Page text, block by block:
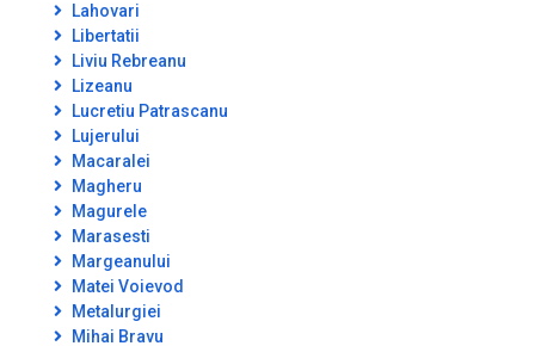
Lahovari
Libertatii
Liviu Rebreanu
Lizeanu
Lucretiu Patrascanu
Lujerului
Macaralei
Magheru
Magurele
Marasesti
Margeanului
Matei Voievod
Metalurgiei
Mihai Bravu